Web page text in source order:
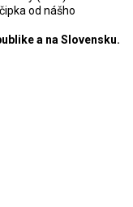
od nášho
a na Slovensku.